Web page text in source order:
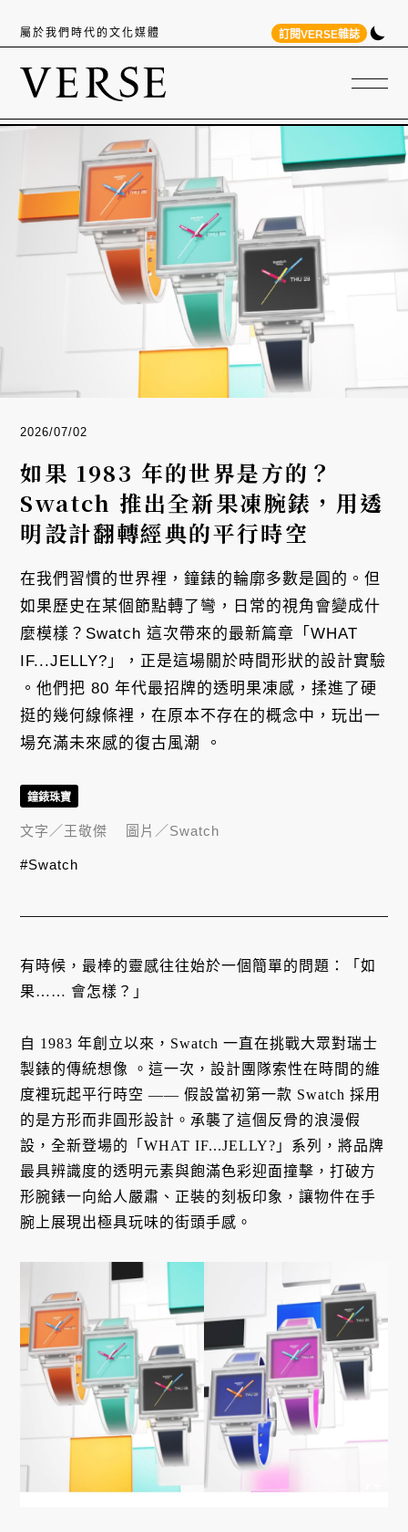
屬於我們時代的文化媒體 訂閱VERSE雜誌
2026/07/02
如果 1983 年的世界是方的？
Swatch 推出全新果凍腕錶，用透
明設計翻轉經典的平行時空
在我們習慣的世界裡，鐘錶的輪廓多數是圓的。但
如果歷史在某個節點轉了彎，日常的視角會變成什
麼模樣？Swatch 這次帶來的最新篇章「WHAT
IF...JELLY?」，正是這場關於時間形狀的設計實驗
。他們把 80 年代最招牌的透明果凍感，揉進了硬
挺的幾何線條裡，在原本不存在的概念中，玩出一
場充滿未來感的復古風潮 。
有時候，最棒的靈感往往始於一個簡單的問題：「如
果…… 會怎樣？」
自 1983 年創立以來，Swatch 一直在挑戰大眾對瑞士
製錶的傳統想像
。這一次，設計團隊索性在時間的維
度裡玩起平行時空 —— 假設當初第一款 Swatch 採用
的是方形而非圓形設計 。承襲了這個反骨的浪漫假
設，全新登場的「WHAT IF...JELLY?」系列，將品牌
最具辨識度的透明元素與飽滿色彩迎面撞擊，打破方
形腕錶一向給人嚴肅、正裝的刻板印象，讓物件在手
腕上展現出極具玩味的街頭手感 。
鐘錶珠寶
文字／王敬傑 圖片／Swatch
#Swatch